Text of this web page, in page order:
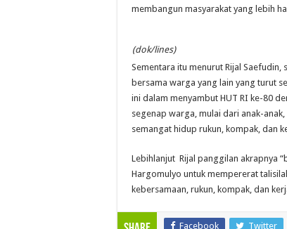
membangun masyarakat yang lebih
(dok/lines)
Sementara itu menurut Rijal
bersama warga yang lain yang turut
ini dalam menyambut HUT RI ke-80
segenap warga, mulai dari anak-
semangat hidup rukun, kompak, dan
Lebihlanjut Rijal panggilan akrapnya
Hargomulyo untuk mempererat
kebersamaan, rukun, kompak, dan
Facebook Twitter